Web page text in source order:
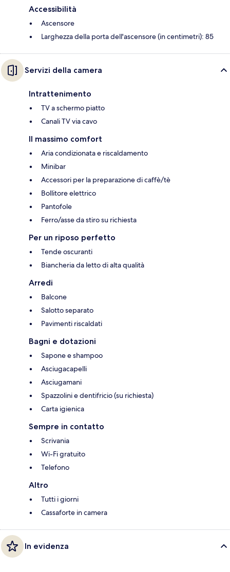
Accessibilità
Ascensore
Larghezza della porta dell'ascensore (in centimetri): 85
Servizi della camera
Intrattenimento
TV a schermo piatto
Canali TV via cavo
Il massimo comfort
Aria condizionata e riscaldamento
Minibar
Accessori per la preparazione di caffè/tè
Bollitore elettrico
Pantofole
Ferro/asse da stiro su richiesta
Per un riposo perfetto
Tende oscuranti
Biancheria da letto di alta qualità
Arredi
Balcone
Salotto separato
Pavimenti riscaldati
Bagni e dotazioni
Sapone e shampoo
Asciugacapelli
Asciugamani
Spazzolini e dentifricio (su richiesta)
Carta igienica
Sempre in contatto
Scrivania
Wi-Fi gratuito
Telefono
Altro
Tutti i giorni
Cassaforte in camera
In evidenza